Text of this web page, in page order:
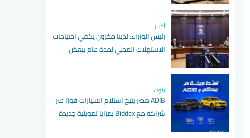
أخبار
رئيس الوزراء: لدينا مخزون يكفي احتياجات
الاستهلاك المحلي لمدة عام ببعض
بنوك
ADIB مصر يتيح استلام السيارات فورًا عبر
شراكة مع Biddex بمزايا تمويلية جديدة